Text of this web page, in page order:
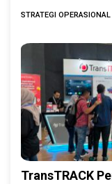
STRATEGI OPERASIONAL
TransTRACK